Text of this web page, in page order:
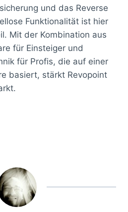
und das Reverse
Funktionalität ist hier
Mit der Kombination aus
für Einsteiger und
für Profis, die auf einer
basiert, stärkt Revopoint